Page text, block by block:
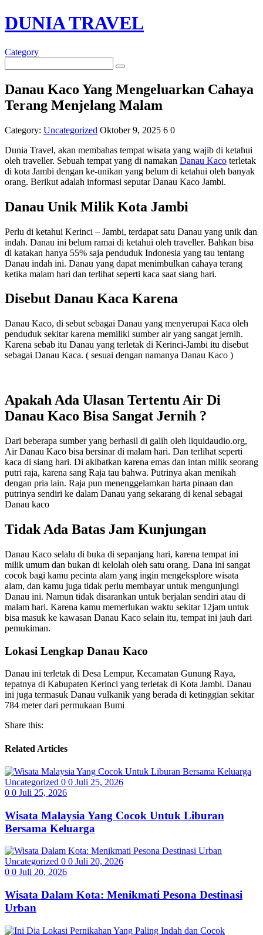
DUNIA TRAVEL
Category
Danau Kaco Yang Mengeluarkan Cahaya
Terang Menjelang Malam
Category: Uncategorized Oktober 9, 2025 6 0
Dunia Travel, akan membahas tempat wisata yang wajib di ketahui
oleh traveller. Sebuah tempat yang di namakan Danau Kaco terletak
di kota Jambi dengan ke-unikan yang belum di ketahui oleh banyak
orang. Berikut adalah informasi seputar Danau Kaco Jambi.
Danau Unik Milik Kota Jambi
Perlu di ketahui Kerinci – Jambi, terdapat satu Danau yang unik dan
indah. Danau ini belum ramai di ketahui oleh traveller. Bahkan bisa
di katakan hanya 55% saja penduduk Indonesia yang tau tentang
Danau indah ini. Danau yang dapat menimbulkan cahaya terang
ketika malam hari dan terlihat seperti kaca saat siang hari.
Disebut Danau Kaca Karena
Danau Kaco, di sebut sebagai Danau yang menyerupai Kaca oleh
penduduk sekitar karena memiliki sumber air yang sangat jernih.
Karena sebab itu Danau yang terletak di Kerinci-Jambi itu disebut
sebagai Danau Kaca. ( sesuai dengan namanya Danau Kaco )
Apakah Ada Ulasan Tertentu Air Di
Danau Kaco Bisa Sangat Jernih ?
Dari beberapa sumber yang berhasil di galih oleh liquidaudio.org,
Air Danau Kaco bisa bersinar di malam hari. Dan terlihat seperti
kaca di siang hari. Di akibatkan karena emas dan intan milik seorang
putri raja, karena sang Raja tau bahwa. Putrinya akan menikah
dengan pria lain. Raja pun menenggelamkan harta pinaan dan
putrinya sendiri ke dalam Danau yang sekarang di kenal sebagai
Danau kaco
Tidak Ada Batas Jam Kunjungan
Danau Kaco selalu di buka di sepanjang hari, karena tempat ini
milik umum dan bukan di kelolah oleh satu orang. Dana ini sangat
cocok bagi kamu pecinta alam yang ingin mengeksplore wisata
alam, dan kamu juga tidak perlu membayar untuk mengunjungi
Danau ini. Namun tidak disarankan untuk berjalan sendiri atau di
malam hari. Karena kamu memerlukan waktu sekitar 12jam untuk
bisa masuk ke kawasan Danau Kaco selain itu, tempat ini jauh dari
pemukiman.
Lokasi Lengkap Danau Kaco
Danau ini terletak di Desa Lempur, Kecamatan Gunung Raya,
tepatnya di Kabupaten Kerinci yang terletak di Kota Jambi. Danau
ini juga termasuk Danau vulkanik yang berada di ketinggian sekitar
784 meter dari permukaan Bumi
Share this:
Related Articles
Uncategorized 0 0 Juli 25, 2026
0 0 Juli 25, 2026
Wisata Malaysia Yang Cocok Untuk Liburan
Bersama Keluarga
Uncategorized 0 0 Juli 20, 2026
0 0 Juli 20, 2026
Wisata Dalam Kota: Menikmati Pesona Destinasi
Urban